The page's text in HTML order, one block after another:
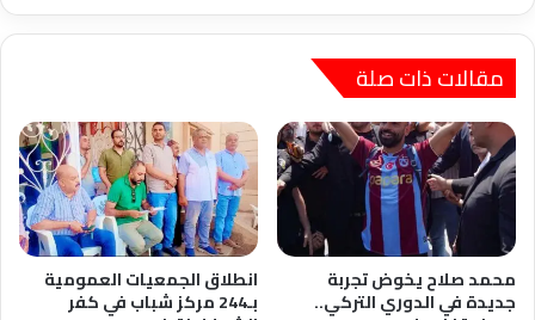
مقالات ذات صلة
محمد صلاح يخوض تجربة
جديدة في الدوري التركي..
انطلاق الجمعيات العمومية
بـ244 مركز شباب في كفر